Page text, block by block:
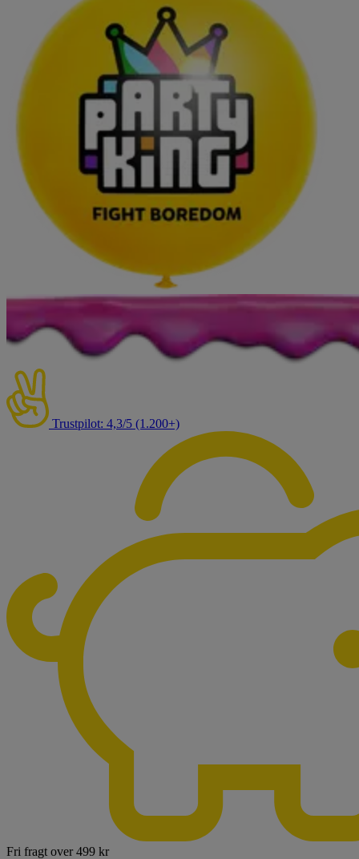
Trustpilot: 4,3/5 (1.200+)
Fri fragt over 499 kr